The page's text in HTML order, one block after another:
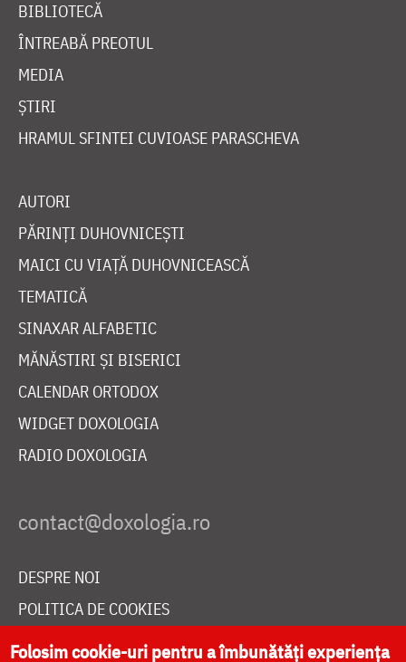
BIBLIOTECĂ
ÎNTREABĂ PREOTUL
MEDIA
ȘTIRI
HRAMUL SFINTEI CUVIOASE PARASCHEVA
AUTORI
PĂRINȚI DUHOVNICEȘTI
MAICI CU VIAȚĂ DUHOVNICEASCĂ
TEMATICĂ
SINAXAR ALFABETIC
MĂNĂSTIRI ȘI BISERICI
CALENDAR ORTODOX
WIDGET DOXOLOGIA
RADIO DOXOLOGIA
DESPRE NOI
POLITICA DE COOKIES
DONEAZĂ ONLINE PENTRU CATEDRALA NAȚIONALĂ
Folosim cookie-uri pentru a îmbunătăți experiența